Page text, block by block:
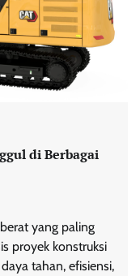
di Berbagai
yang paling
proyek konstruksi
tahan, efisiensi,